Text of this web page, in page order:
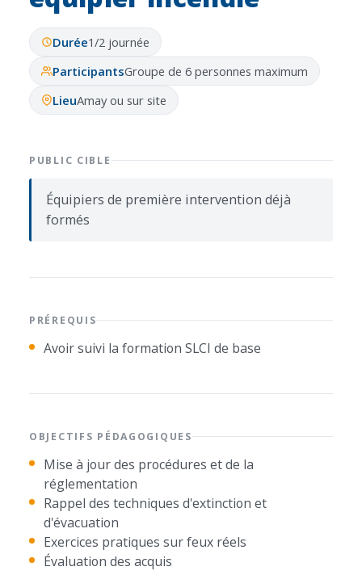
Durée1/2 journée
ParticipantsGroupe de 6 personnes maximum
LieuAmay ou sur site
PUBLIC CIBLE
Équipiers de première intervention déjà
formés
PRÉREQUIS
Avoir suivi la formation SLCI de base
OBJECTIFS PÉDAGOGIQUES
Mise à jour des procédures et de la
réglementation
Rappel des techniques d'extinction et
d'évacuation
Exercices pratiques sur feux réels
Évaluation des acquis